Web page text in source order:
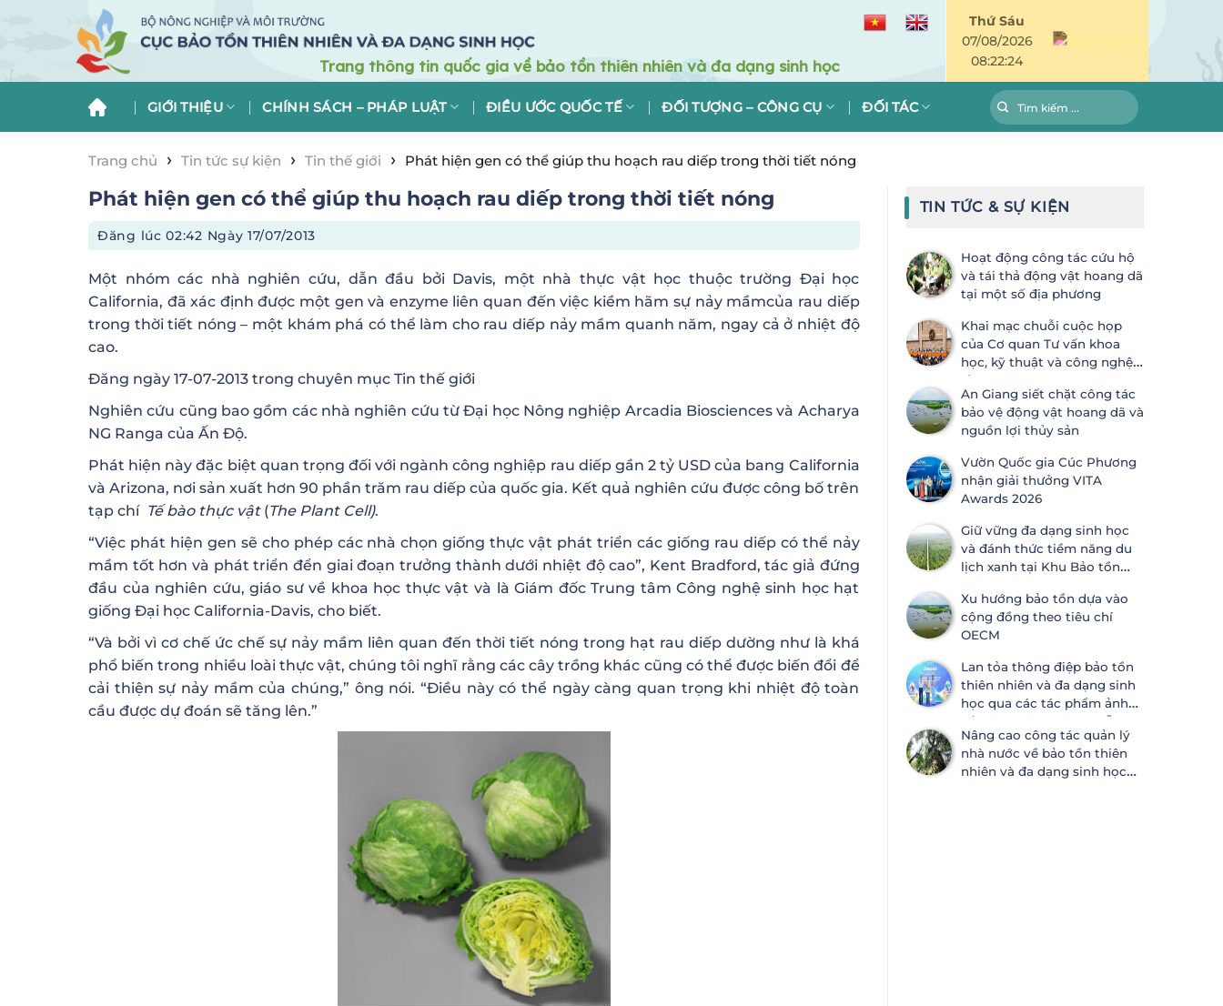
Thứ Sáu
07/08/2026
08:22:25
GIỚI THIỆU CHÍNH SÁCH – PHÁP LUẬT ĐIỀU ƯỚC QUỐC TẾ ĐỐI TƯỢNG – CÔNG CỤ ĐỐI TÁC
Trang chủ › Tin tức sự kiện › Tin thế giới › Phát hiện gen có thể giúp thu hoạch rau diếp trong thời tiết nóng
Phát hiện gen có thể giúp thu hoạch rau diếp trong thời tiết nóng
Đăng lúc02:42 Ngày 17/07/2013
Một nhóm các nhà nghiên cứu, dẫn đầu bởi Davis, một nhà thực vật học thuộc trường Đại học
California, đã xác định được một gen và enzyme liên quan đến việc kiềm hãm sự nảy mầmcủa rau diếp
trong thời tiết nóng – một khám phá có thể làm cho rau diếp nảy mầm quanh năm, ngay cả ở nhiệt độ
cao.
Đăng ngày 17-07-2013 trong chuyên mục Tin thế giới
Nghiên cứu cũng bao gồm các nhà nghiên cứu từ Đại học Nông nghiệp Arcadia Biosciences và Acharya
NG Ranga của Ấn Độ.
Phát hiện này đặc biệt quan trọng đối với ngành công nghiệp rau diếp gần 2 tỷ USD của bang California
và Arizona, nơi sản xuất hơn 90 phần trăm rau diếp của quốc gia. Kết quả nghiên cứu được công bố trên
tạp chí Tếbào thực vật(The Plant Cell).
“Việc phát hiện gen sẽ cho phép các nhà chọn giống thực vật phát triển các giống rau diếp có thể nảy
mầm tốt hơn và phát triển đển giai đoạn trưởng thành dưới nhiệt độ cao”, Kent Bradford, tác giả đứng
đầu của nghiên cứu, giáo sư về khoa học thực vật và là Giám đốc Trung tâm Công nghệ sinh học hạt
giống Đại học California-Davis, cho biết.
“Và bởi vì cơ chế ức chế sự nảy mầm liên quan đến thời tiết nóng trong hạt rau diếp dường như là khá
phổ biến trong nhiều loài thực vật, chúng tôi nghĩ rằng các cây trồng khác cũng có thể được biến đổi để
cải thiện sự nảy mầm của chúng,” ông nói. “Điều này có thể ngày càng quan trọng khi nhiệt độ toàn
cầu được dự đoán sẽ tăng lên.”
TIN TỨC & SỰ KIỆN
Hoạt động công tác cứu hộ
và tái thả động vật hoang dã
tại một số địa phương
Khai mạc chuỗi cuộc họp
của Cơ quan Tư vấn khoa
học, kỹ thuật và công nghệ
lần thứ 28 (SBSTTA-28) và Cơ
quan Thực thi lần thứ 7 (SBI-7) Công
ước Đa dạng sinh học
An Giang siết chặt công tác
bảo vệ động vật hoang dã và
nguồn lợi thủy sản
Vườn Quốc gia Cúc Phương
nhận giải thưởng VITA
Awards 2026
Giữ vững đa dạng sinh học
và đánh thức tiềm năng du
lịch xanh tại Khu Bảo tồn
Hoàng
Xu hướng bảo tồn dựa vào
cộng đồng theo tiêu chí
OECM
Lan tỏa thông điệp bảo tồn
thiên nhiên và đa dạng sinh
học qua các tác phẩm ảnh
về thiên nhiên tại Đà Nẵng
Nâng cao công tác quản lý
nhà nước về bảo tồn thiên
nhiên và đa dạng sinh học